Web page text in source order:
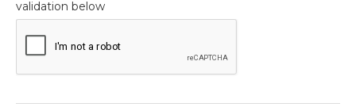
validation below